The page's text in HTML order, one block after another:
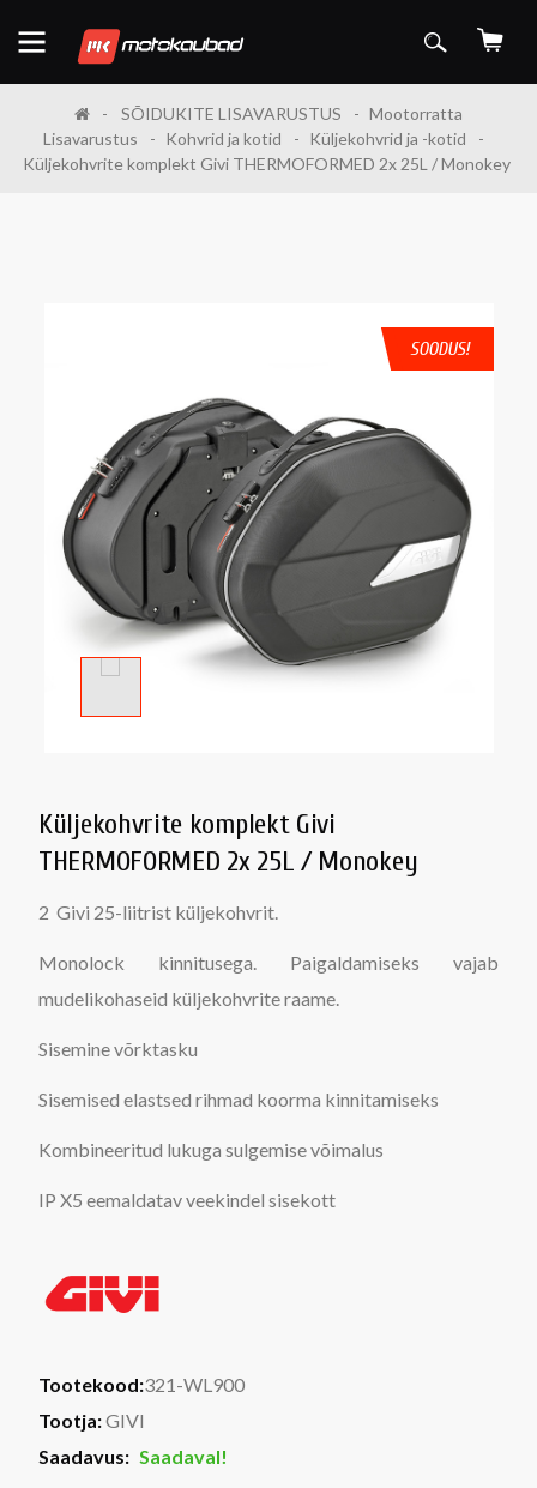
SÕIDUKITE LISAVARUSTUS
Mootorratta
Lisavarustus
Kohvrid ja kotid
Küljekohvrid ja -kotid
Küljekohvrite komplekt Givi THERMOFORMED 2x 25L / Monokey
SOODUS!
Küljekohvrite komplekt Givi
THERMOFORMED 2x 25L / Monokey
2 Givi 25-liitrist küljekohvrit.
Monolock kinnitusega. Paigaldamiseks vajab
mudelikohaseid küljekohvrite raame.
Sisemine võrktasku
Sisemised elastsed rihmad koorma kinnitamiseks
Kombineeritud lukuga sulgemise võimalus
IP X5 eemaldatav veekindel sisekott
Tootekood:321-WL900
Tootja:GIVI
Saadavus: Saadaval!